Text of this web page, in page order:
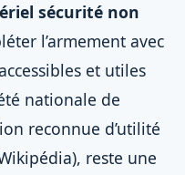
sécurité non
l’armement avec
et utiles
nationale de
reconnue d’utilité
reste une